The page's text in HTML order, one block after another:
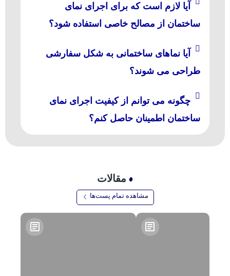
آیا لازم است که برای اجرای نمای
ساختمان از مصالح خاصی استفاده شود؟
آیا نماهای ساختمانی به شکل سفارشی
طراحی می شوند؟
چگونه می توانم از کیفیت اجرای نمای
ساختمان اطمینان حاصل کنم؟
مقالات
مشاهده تمام پست‌ها